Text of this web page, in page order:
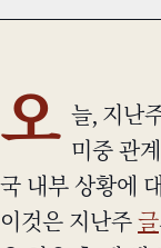
오 늘, 지난
미중 관
국 내부 상황에
이것은 지난주 글